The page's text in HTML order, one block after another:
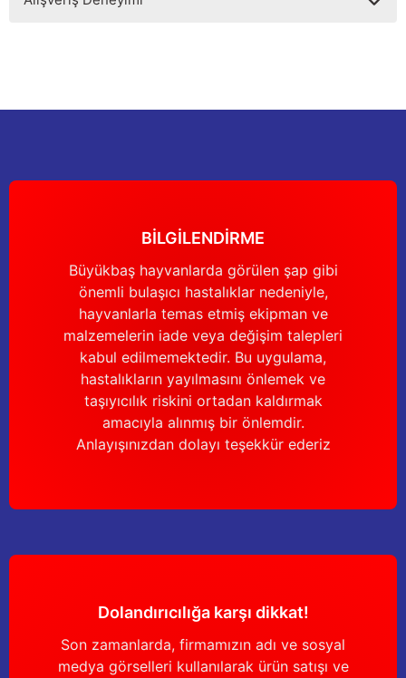
Bu ürüne benzer farklı alternatifler olmalı.
Gönder
BİLGİLENDİRME
Büyükbaş hayvanlarda görülen şap gibi
önemli bulaşıcı hastalıklar nedeniyle,
hayvanlarla temas etmiş ekipman ve
malzemelerin iade veya değişim talepleri
kabul edilmemektedir. Bu uygulama,
hastalıkların yayılmasını önlemek ve
taşıyıcılık riskini ortadan kaldırmak
amacıyla alınmış bir önlemdir.
Anlayışınızdan dolayı teşekkür ederiz
Dolandırıcılığa karşı dikkat!
Son zamanlarda, firmamızın adı ve sosyal
medya görselleri kullanılarak ürün satışı ve